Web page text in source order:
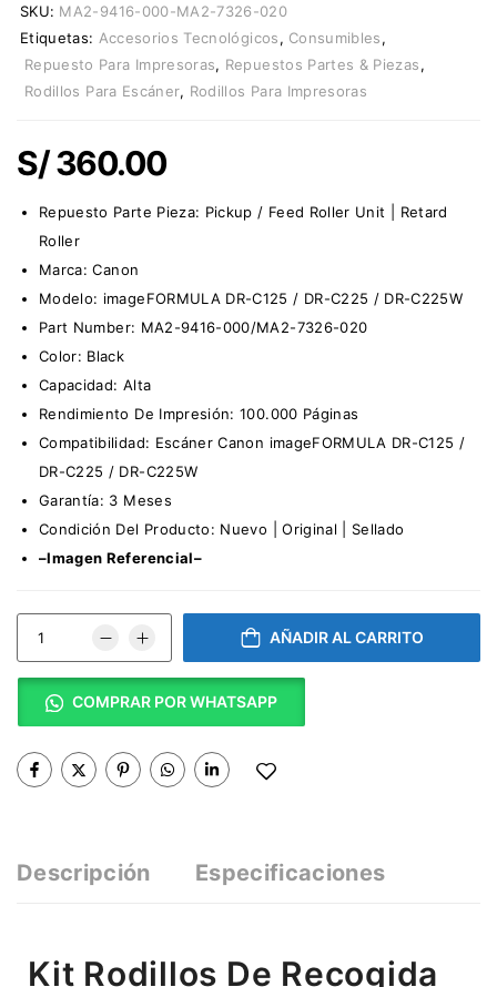
SKU: MA2-9416-000-MA2-7326-020
Etiquetas: Accesorios Tecnológicos, Consumibles,
Repuesto Para Impresoras, Repuestos Partes & Piezas,
Rodillos Para Escáner, Rodillos Para Impresoras
S/360.00
Repuesto Parte Pieza: Pickup / Feed Roller Unit | Retard
Roller
Marca:Canon
Modelo: imageFORMULA DR-C125 / DR-C225 / DR-C225W
Part Number: MA2-9416-000/MA2-7326-020
Color: Black
Capacidad: Alta
Rendimiento De Impresión: 100.000 Páginas
Compatibilidad: Escáner Canon imageFORMULA DR-C125 /
DR-C225 / DR-C225W
Garantía: 3 Meses
Condición Del Producto: Nuevo | Original | Sellado
–Imagen Referencial–
AÑADIR AL CARRITO
COMPRAR POR WHATSAPP
Descripción Especificaciones
Kit Rodillos De Recogida